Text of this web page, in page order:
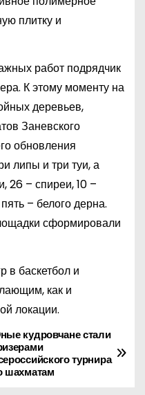
плитку и
работ подрядчик
К этому моменту на
деревьев,
Заневского
обновления
липы и три туи, а
26 – спиреи, 10 –
– белого дерна.
сформировали
в баскетбол и
как и
локации.
кудровчане стали
турнира
шахматам